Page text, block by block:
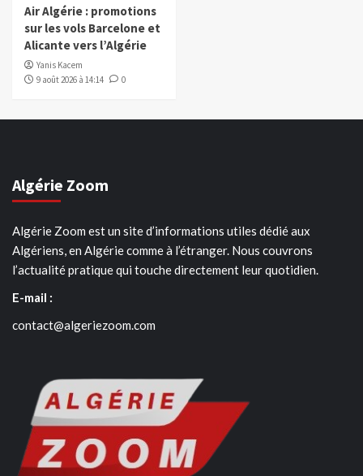
Air Algérie : promotions
sur les vols Barcelone et
Alicante vers l’Algérie
Yanis Kacem
9 août 2026 à 14:14
0
Algérie Zoom
Algérie Zoom est un site d’informations utiles dédié aux
Algériens, en Algérie comme à l’étranger. Nous couvrons
l’actualité pratique qui touche directement leur quotidien.
E-mail :
contact@algeriezoom.com